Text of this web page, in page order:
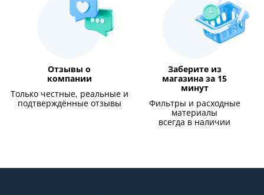
Отзывы о
компании
Только честные, реальные и
подтверждённые отзывы
Заберите из
магазина за 15
минут
Фильтры и расходные
материалы
всегда в наличии